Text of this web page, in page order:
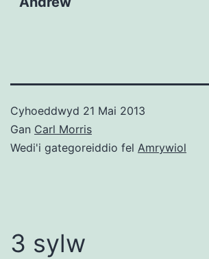
Cyhoeddwyd 21 Mai 2013
Gan Carl Morris
Wedi'i gategoreiddio fel Amrywiol
3 sylw